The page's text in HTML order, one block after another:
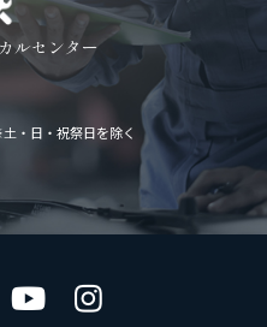
ルセンター
・日・祝祭日を除く